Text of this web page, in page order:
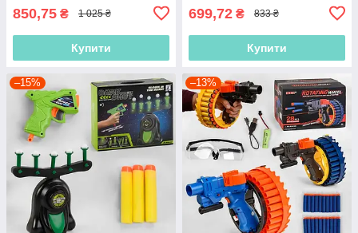
850,75 ₴ 1 025 ₴
Купити
699,72 ₴ 833 ₴
Купити
–15% –13%